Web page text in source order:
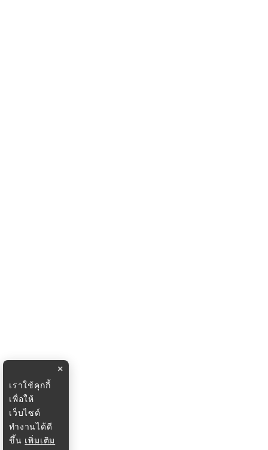
×
เราใช้คุกกี้
เพื่อให้
เว็บไซต์
ทำงานได้ดี
ขึ้น เพิ่มเติม